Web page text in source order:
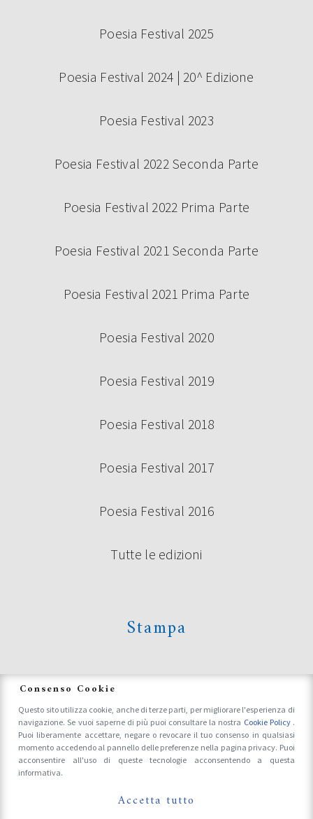
Poesia Festival 2025
Poesia Festival 2024 | 20^ Edizione
Poesia Festival 2023
Poesia Festival 2022 Seconda Parte
Poesia Festival 2022 Prima Parte
Poesia Festival 2021 Seconda Parte
Poesia Festival 2021 Prima Parte
Poesia Festival 2020
Poesia Festival 2019
Poesia Festival 2018
Poesia Festival 2017
Poesia Festival 2016
Tutte le edizioni
Stampa
Accrediti Stampa e Fotografi
Follow Us On
Consenso Cookie
Questo sito utilizza cookie, anche di terze parti, per migliorare l'esperienza di
navigazione. Se vuoi saperne di più puoi consultare la nostra Cookie Policy .
Puoi liberamente accettare, negare o revocare il tuo consenso in qualsiasi
momento accedendo al pannello delle preferenze nella pagina privacy. Puoi
acconsentire all'uso di queste tecnologie acconsentendo a questa
informativa.
Accetta tutto